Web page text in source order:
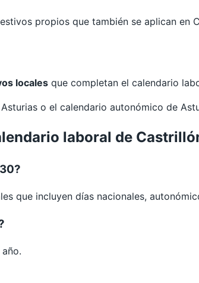
propios que también se aplican en
locales que completan el calendario
Asturias o el calendario autonómico de
laboral de
que incluyen días nacionales,